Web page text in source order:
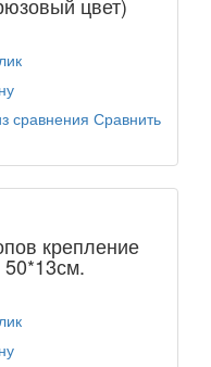
цвет)
сравнения Сравнить
крепление